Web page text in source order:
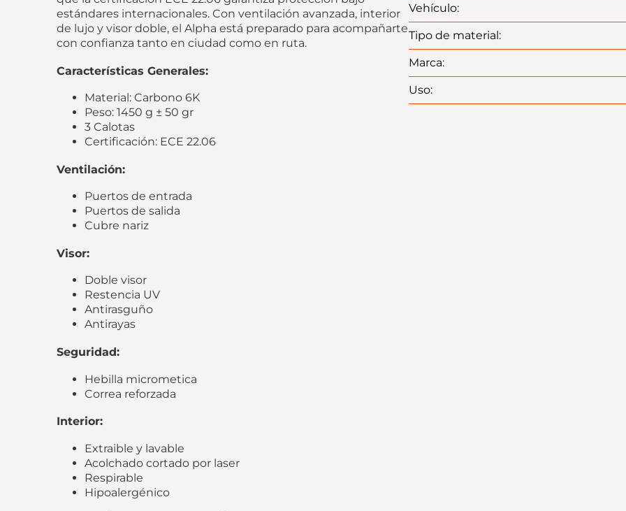
estándares internacionales. Con ventilación avanzada, interior
de lujo y visor doble, el Alpha está preparado para acompañarte
con confianza tanto en ciudad como en ruta.
Características Generales:
Material: Carbono 6K
Peso: 1450 g ± 50 gr
3 Calotas
Certificación: ECE 22.06
Ventilación:
Puertos de entrada
Puertos de salida
Cubre nariz
Visor:
Doble visor
Restencia UV
Antirasguño
Antirayas
Seguridad:
Hebilla micrometica
Correa reforzada
Interior:
Extraible y lavable
Acolchado cortado por laser
Respirable
Hipoalergénico
Vehículo:
Tipo de material:
Marca:
Uso: